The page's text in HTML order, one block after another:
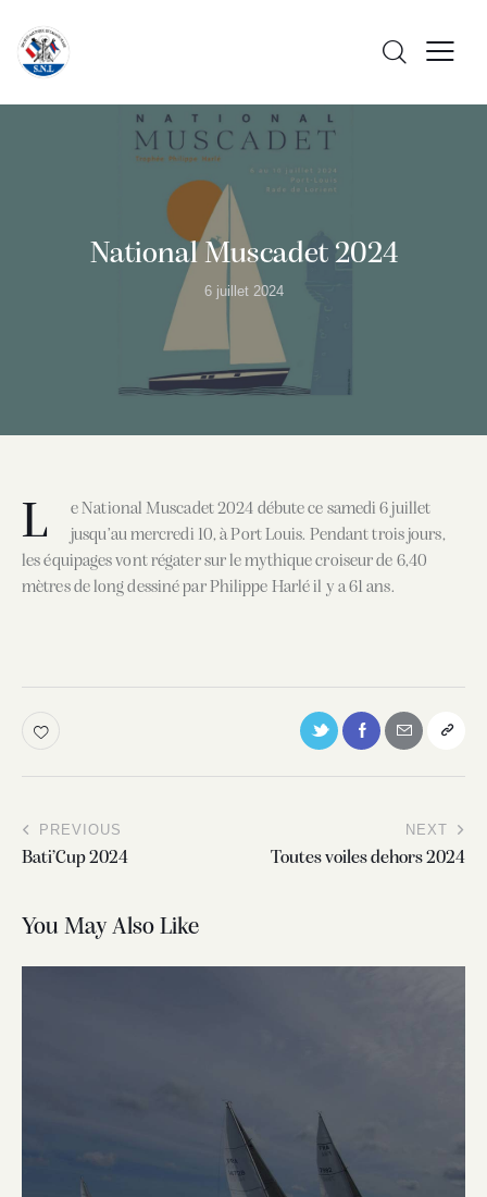
National Muscadet 2024
6 juillet 2024
L
e National Muscadet 2024 débute ce samedi 6 juillet
jusqu’au mercredi 10, à Port Louis. Pendant trois jours,
les équipages vont régater sur le mythique croiseur de 6,40
mètres de long dessiné par Philippe Harlé il y a 61 ans.
PREVIOUS
Bati’Cup 2024
NEXT
Toutes voiles dehors 2024
You May Also Like